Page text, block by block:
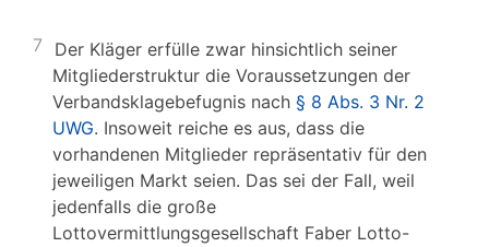
7
Der Kläger erfülle zwar hinsichtlich seiner
Mitgliederstruktur die Voraussetzungen der
Verbandsklagebefugnis nach § 8 Abs. 3 Nr. 2
UWG. Insoweit reiche es aus, dass die
vorhandenen Mitglieder repräsentativ für den
jeweiligen Markt seien. Das sei der Fall, weil
jedenfalls die große
Lottovermittlungsgesellschaft Faber Lotto-